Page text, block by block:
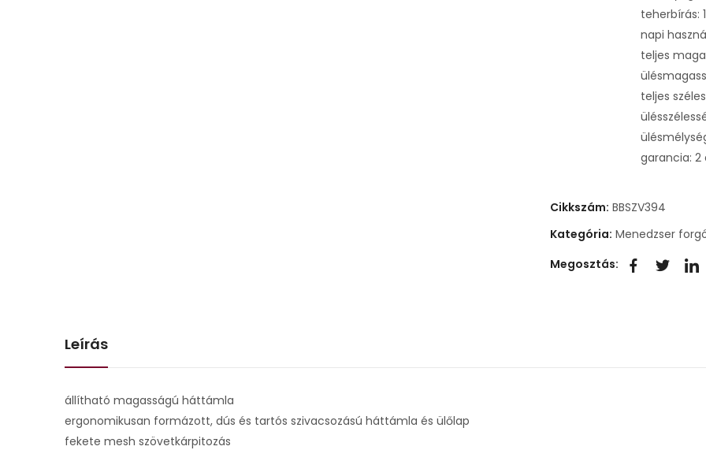
teherbírás:
napi
teljes
teljes
garancia: 2
Cikkszám: BBSZV394
Kategória: Menedzser
Megosztás:
Leírás
állítható magasságú háttámla
ergonomikusan formázott, dús és tartós szivacsozású háttámla és ülőlap
fekete mesh szövetkárpitozás